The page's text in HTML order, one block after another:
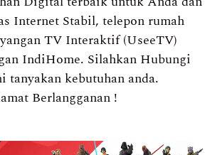
Internet Stabil, telepon rumah
TV Interaktif (UseeTV)
IndiHome. Silahkan Hubungi
tanyakan kebutuhan anda.
Berlangganan !